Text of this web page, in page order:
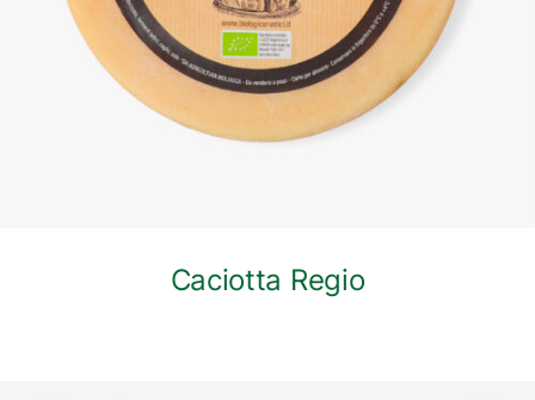
Caciotta Regio